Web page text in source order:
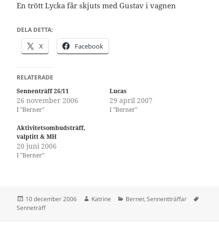
En trött Lycka får skjuts med Gustav i vagnen
DELA DETTA:
X Facebook
RELATERADE
Sennenträff 26/11
26 november 2006
I ”Berner”
Lucas
29 april 2007
I ”Berner”
Aktivitetsombudsträff,
valptitt & MH
20 juni 2006
I ”Berner”
Postat
10 december 2006 Författare
Katrine Kategorier
Berner,Sennentträffar
Senneträff